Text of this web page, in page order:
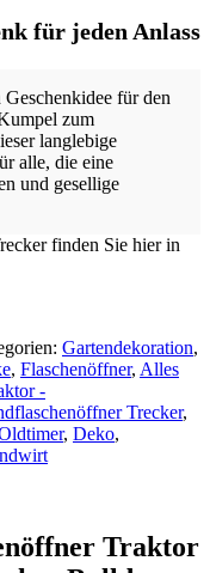
für jeden Anlass
für den
zum
langlebige
alle, die eine
und gesellige
finden Sie hier in
Gartendekoration,
, Flaschenöffner, Alles
-
Trecker,
, Deko,
Traktor